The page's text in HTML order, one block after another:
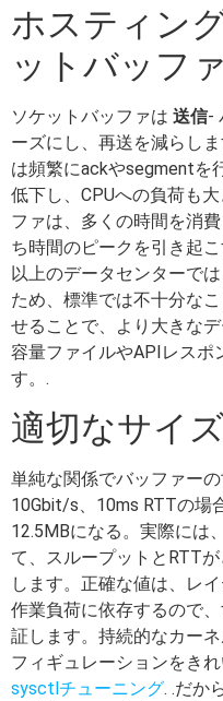
ホスティン
ットバッフ
ソケットバッファは 送信-
ーズにし、再送を減らし
は頻繁にackやsegmentを
低下し、CPUへの負荷も
ファは、多くの時間を消費
ち時間のピークを引き起
以上のデータセンターで
ため、標準では不十分な
せることで、より大きな
容量ファイルやAPIレスポ
す。.
適切なサイ
単純な関係でバッファー
10Gbit/s、10ms RTTの場
12.5MBになる。実際には
て、スループットとRTT
します。正確な値は、レ
作業負荷に依存するので
証します。持続的なカー
フィギュレーションをき
sysctlチューニング. .だか